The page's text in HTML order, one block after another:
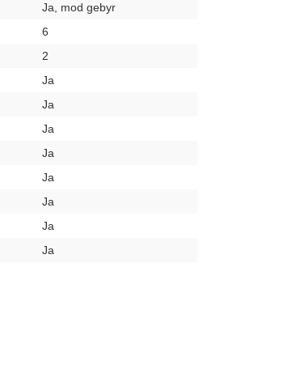
Ja, mod gebyr
6
2
Ja
Ja
Ja
Ja
Ja
Ja
Ja
Ja